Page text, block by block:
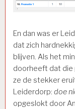
En dan was er
dat zich
blijven. Als het
doorheeft dat die
ze de stekker
Leiderdorp: doe
opgeslokt door